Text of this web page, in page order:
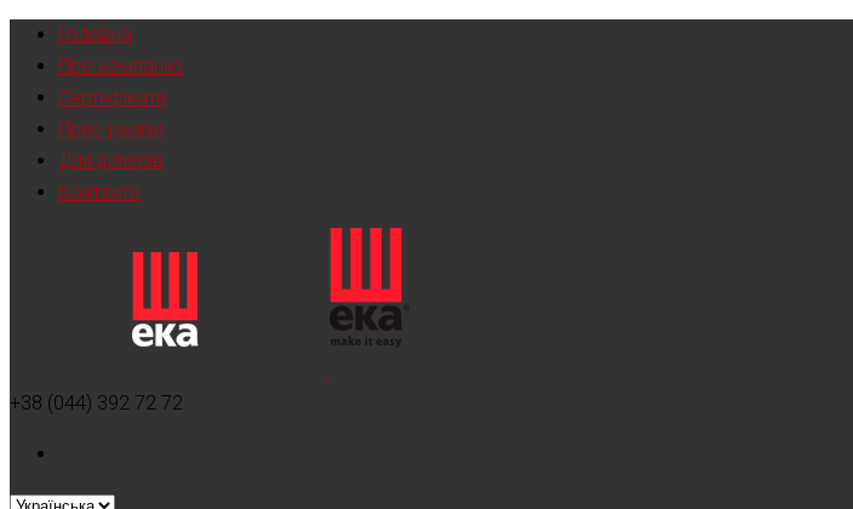
Головна
Про компанію
Сертифікати
Прес-релізи
Для дилерів
Контакти
+38 (044) 392 72 72